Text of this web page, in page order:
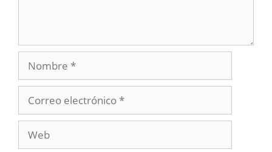
Nombre
electrónico